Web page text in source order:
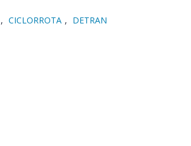
, CICLORROTA , DETRAN